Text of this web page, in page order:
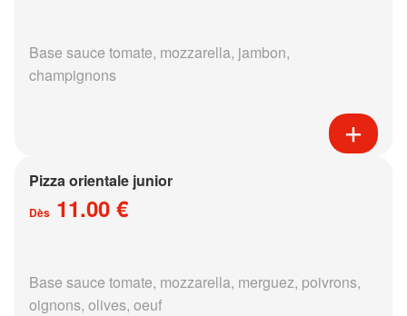
Base sauce tomate, mozzarella, jambon,
champignons
Pizza orientale junior
Dès 11.00 €
Base sauce tomate, mozzarella, merguez, poivrons,
oignons, olives, oeuf